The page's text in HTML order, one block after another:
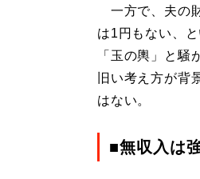
一方で、夫の
は1円もない、
「玉の輿」と
旧い考え方が背
はない。
■無収入は